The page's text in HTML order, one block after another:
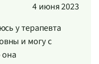
4 июня 2023
у терапевта
и могу с
она